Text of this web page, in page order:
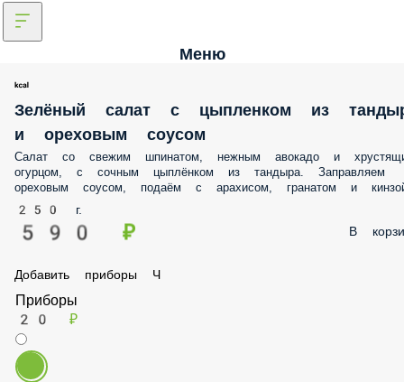
Меню
Зелёный салат с цыпленком из тандыра и
ореховым соусом
Салат со свежим шпинатом, нежным авокадо и хрустящим
сочным цыплёнком из тандыра. Заправляем ореховым соусом,
подаём с арахисом, гранатом и кинзой.
250 г.
590 ₽ В
Добавить приборы Ч
Приборы
20 ₽